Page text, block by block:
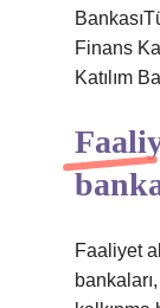
Finans
Katılım
Faaliyet